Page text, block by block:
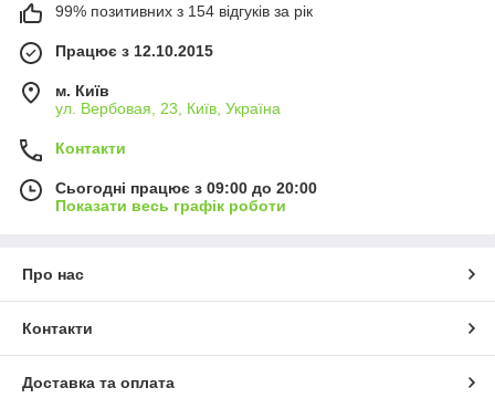
99% позитивних з 154 відгуків за рік
Працює з 12.10.2015
м. Київ
ул. Вербовая, 23, Київ, Україна
Контакти
Сьогодні працює з 09:00 до 20:00
Показати весь графік роботи
Про нас
Контакти
Доставка та оплата